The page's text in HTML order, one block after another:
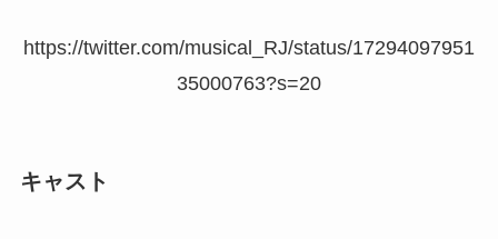
https://twitter.com/musical_RJ/status/17294097951
35000763?s=20
キャスト